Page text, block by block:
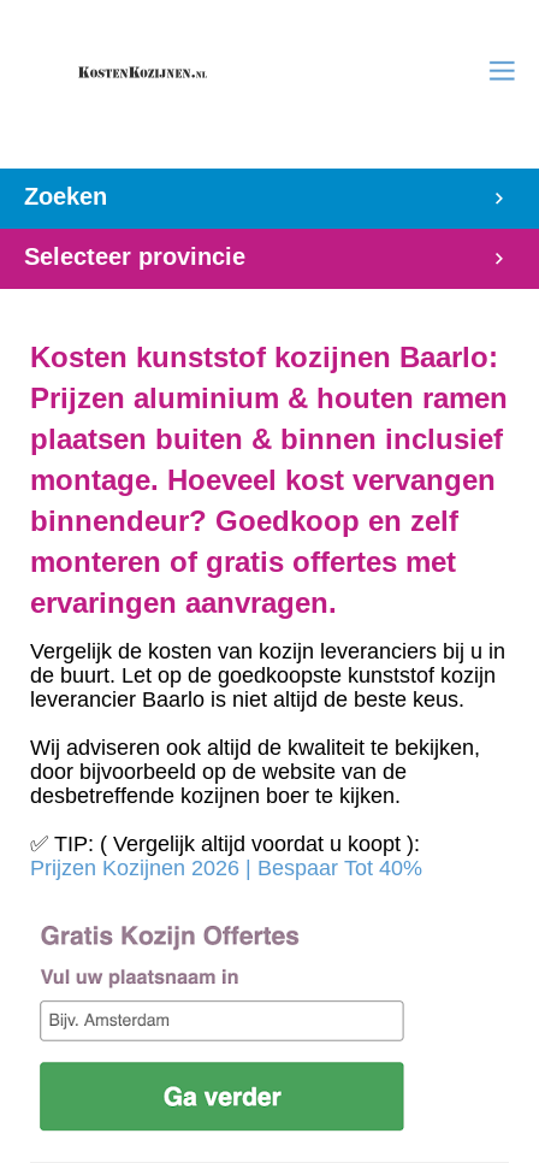
Zoeken
Selecteer provincie
Kosten kunststof kozijnen Baarlo:
Prijzen aluminium & houten ramen
plaatsen buiten & binnen inclusief
montage. Hoeveel kost vervangen
binnendeur? Goedkoop en zelf
monteren of gratis offertes met
ervaringen aanvragen.
Vergelijk de kosten van kozijn leveranciers bij u in
de buurt. Let op de goedkoopste kunststof kozijn
leverancier Baarlo is niet altijd de beste keus.
Wij adviseren ook altijd de kwaliteit te bekijken,
door bijvoorbeeld op de website van de
desbetreffende kozijnen boer te kijken.
✅ TIP: ( Vergelijk altijd voordat u koopt ):
Prijzen Kozijnen 2026 | Bespaar Tot 40%‎